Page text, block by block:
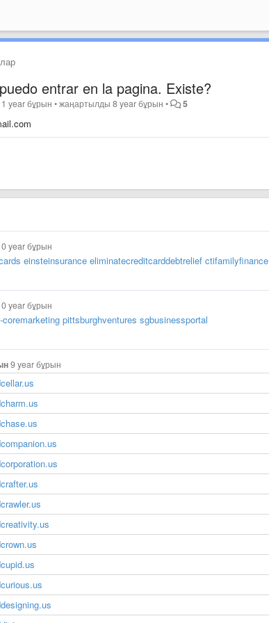
entrar en la pagina. Existe?
year бұрын •жаңартылды8 year бұрын • 5
year бұрын
einsteinsurance eliminatecreditcarddebtrelief ctifamilyfinance
year бұрын
coremarketing pittsburghventures sgbusinessportal
9 year бұрын